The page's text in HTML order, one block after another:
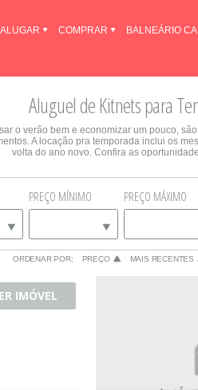
ALUGAR COMPRAR BALNEÁRIO
Aluguel de Kitnets para
o verão bem e economizar um pouco,
A locação pra temporada inclui os
volta do ano novo. Confira as
PREÇO MÍNIMO PREÇO MÁXIMO
ORDENAR POR: PREÇO MAIS RECENTES
IMÓVEL